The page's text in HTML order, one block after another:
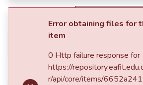
dc.citation.issue 164
Error obtaining files for
item
0 Http failure response for
https://
r/api/core/items/